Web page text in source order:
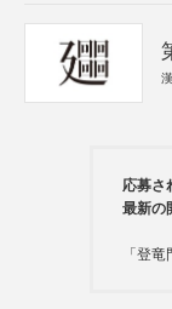
応募さ
最新の
「登